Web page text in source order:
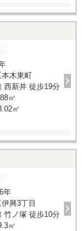
木東町
西新井 徒歩19分
㎡
㎡
年
興3丁目
竹ノ塚 徒歩10分
㎡